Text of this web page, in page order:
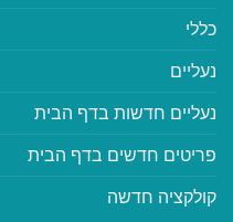
כללי
נעליים
נעליים חדשות בדף הבית
פריטים חדשים בדף הבית
קולקציה חדשה